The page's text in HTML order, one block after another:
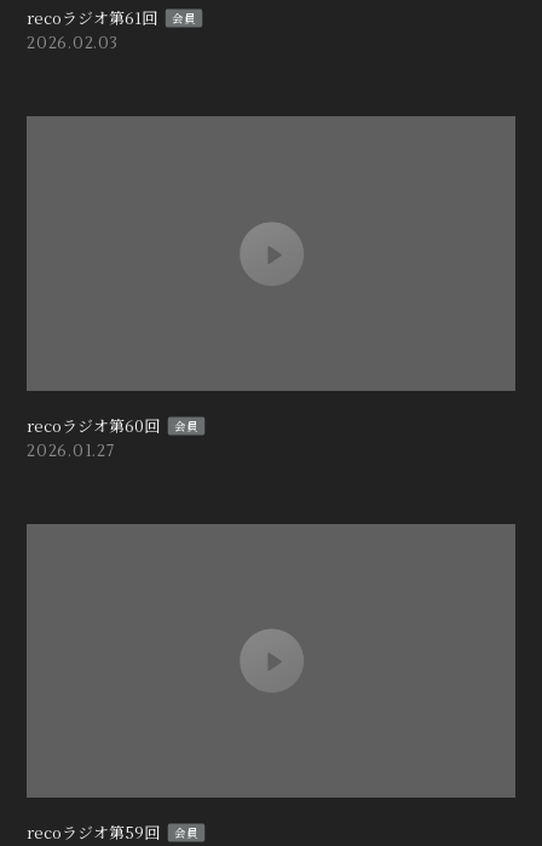
recoラジオ第61回 会員
2026.02.03
recoラジオ第60回 会員
2026.01.27
recoラジオ第59回 会員